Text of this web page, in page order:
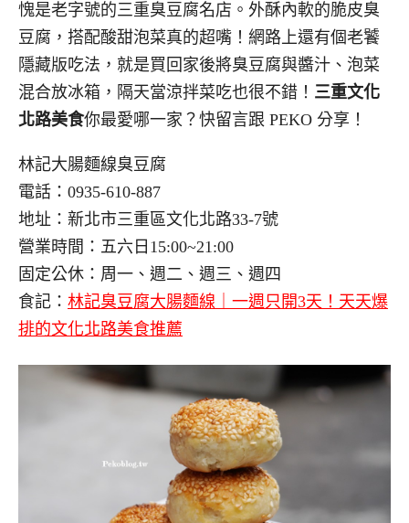
愧是老字號的三重臭豆腐名店 。外酥內軟的脆皮臭
豆腐，搭配酸甜泡菜真的超嘴 ！網路上還有個老饕
隱藏版吃法，就是買回家後將臭豆腐與醬汁、泡菜
混合放冰箱，隔天當涼拌菜吃也很不錯 ！ 三重文化
北路美食你最愛哪一家？快留言跟 PEKO 分享 ！
林記大腸麵線臭豆腐
電話：0935-610-887
地址：新北市三重區文化北路33-7號
營業時間：五六日15:00~21:00
固定公休：周一、週二、週三、週四
食記： 林記臭豆腐大腸麵線｜一週只開3天！天天爆
排的文化北路美食推薦